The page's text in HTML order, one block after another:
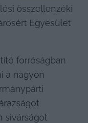
összellenzéki
Egyesület
forróságban
a nagyon
sivárságot